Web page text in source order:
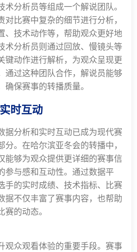
术分析员等组成一个解说团队。
对比赛中复杂的细节进行分析，
、技术动作等，帮助观众更好地
术分析员则通过回放、慢镜头等
键动作进行解析，为观众呈现更
通过这种团队合作，解说员能够
确保赛事的转播质量。
时互动
据分析和实时互动已成为现代赛
分。在哈尔滨亚冬会的转播中，
能够为观众提供更详细的赛事信
参与感和互动性。通过数据平
手的实时成绩、技术指标、比赛
据不仅丰富了赛事内容，也帮助
的动态。
观众观看体验的重要手段。赛事